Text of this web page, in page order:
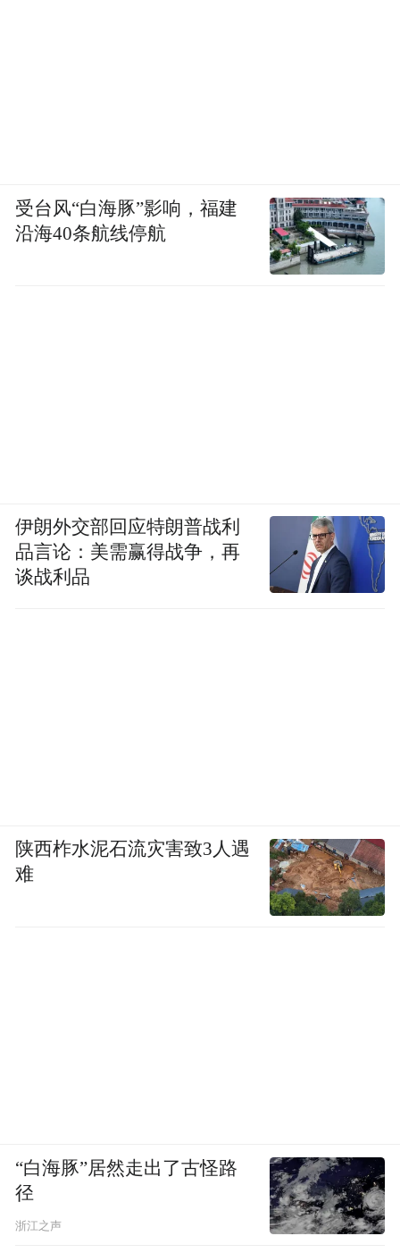
受台风“白海豚”影响，福建
沿海40条航线停航
伊朗外交部回应特朗普战利
品言论：美需赢得战争，再
谈战利品
陕西柞水泥石流灾害致3人遇
难
“白海豚”居然走出了古怪路
径
浙江之声